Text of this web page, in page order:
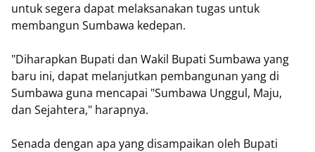
untuk segera dapat melaksanakan tugas untuk
membangun Sumbawa kedepan.
"Diharapkan Bupati dan Wakil Bupati Sumbawa yang
baru ini, dapat melanjutkan pembangunan yang di
Sumbawa guna mencapai "Sumbawa Unggul, Maju,
dan Sejahtera," harapnya.
Senada dengan apa yang disampaikan oleh Bupati